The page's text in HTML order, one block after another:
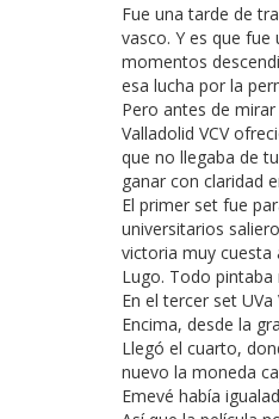
Fue una tarde de
vasco. Y es que
momentos
esa lucha por la
Pero antes de
Valladolid VCV
que no llegaba de
ganar con claridad
El primer set fue
universitarios
victoria muy cuesta
Lugo. Todo pintaba
En el tercer set
Encima, desde la
Llegó el cuarto,
nuevo la moneda
Emevé había